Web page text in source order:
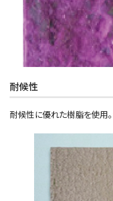
耐候性
耐候性に優れた樹脂を使用